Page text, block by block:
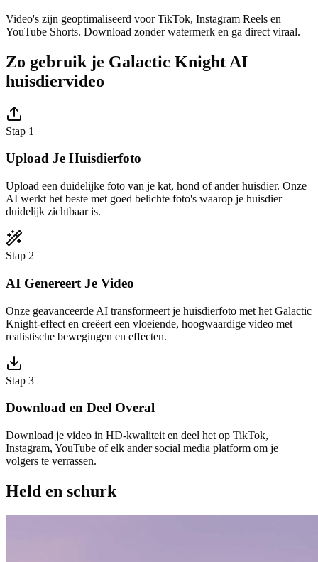
Video's zijn geoptimaliseerd voor TikTok, Instagram Reels en
YouTube Shorts. Download zonder watermerk en ga direct viraal.
Zo gebruik je Galactic Knight AI
huisdiervideo
Stap 1
Upload Je Huisdierfoto
Upload een duidelijke foto van je kat, hond of ander huisdier. Onze
AI werkt het beste met goed belichte foto's waarop je huisdier
duidelijk zichtbaar is.
Stap 2
AI Genereert Je Video
Onze geavanceerde AI transformeert je huisdierfoto met het Galactic
Knight-effect en creëert een vloeiende, hoogwaardige video met
realistische bewegingen en effecten.
Stap 3
Download en Deel Overal
Download je video in HD-kwaliteit en deel het op TikTok,
Instagram, YouTube of elk ander social media platform om je
volgers te verrassen.
Held en schurk